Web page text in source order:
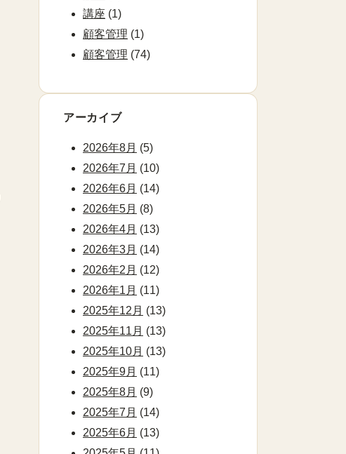
講座 (1)
顧客管理 (1)
顧客管理 (74)
アーカイブ
2026年8月 (5)
2026年7月 (10)
2026年6月 (14)
2026年5月 (8)
2026年4月 (13)
2026年3月 (14)
2026年2月 (12)
2026年1月 (11)
2025年12月 (13)
2025年11月 (13)
2025年10月 (13)
2025年9月 (11)
2025年8月 (9)
2025年7月 (14)
2025年6月 (13)